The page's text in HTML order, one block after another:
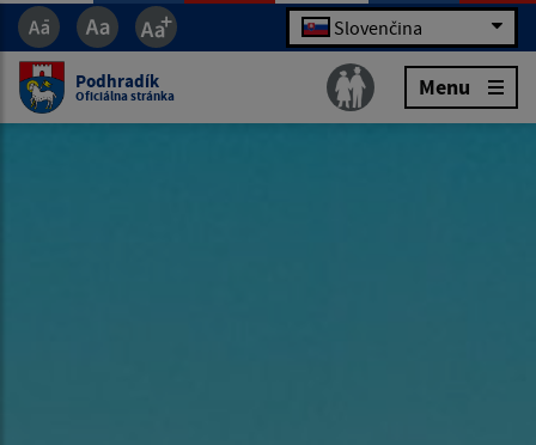
Slovenčina
Podhradík
Oficiálna stránka Menu